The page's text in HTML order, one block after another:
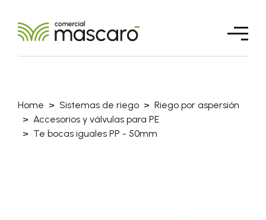
Home Sistemas de riego
Riego por aspersión
Accesorios y válvulas para PE
Te bocas iguales PP - 50mm